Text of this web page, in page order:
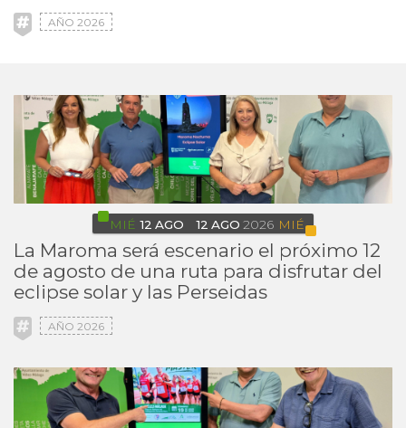
AÑO 2026
MIÉ 12 AGO 12 AGO 2026 MIÉ
La Maroma será escenario el próximo 12
de agosto de una ruta para disfrutar del
eclipse solar y las Perseidas
AÑO 2026